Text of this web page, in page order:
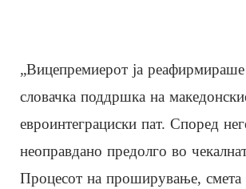
„Вицепремиерот ја реафирмираше
словачка поддршка на
евроинтеграциски пат. Според
неоправдано предолго во
Процесот на проширување, смета